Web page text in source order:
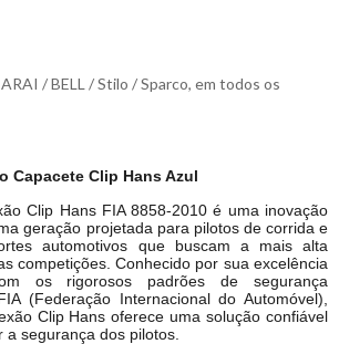
/ BELL / Stilo / Sparco, em todos os
Capacete Clip Hans Azul
Clip Hans FIA 8858-2010 é uma inovação
geração projetada para pilotos de corrida e
automotivos que buscam a mais alta
competições. Conhecido por sua excelência
os rigorosos padrões de segurança
(Federação Internacional do Automóvel),
Clip Hans oferece uma solução confiável
segurança dos pilotos.